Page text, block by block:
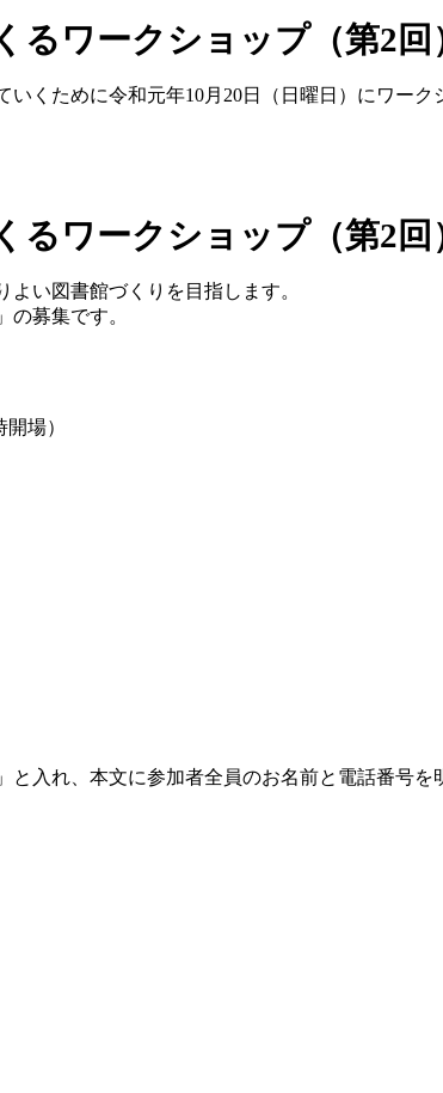
るワークショップ（第2
くために令和元年10月20日（日曜日）にワーク
るワークショップ（第2
い図書館づくりを目指します。
募集です。
場）
入れ、本文に参加者全員のお名前と電話番号を